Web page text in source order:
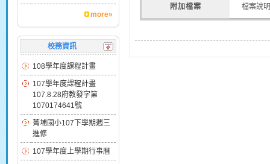
more»
校務資訊
108學年度課程計畫
107學年度課程計畫
107.8.28府教發字第
1070174641號
菁埔國小107下學期週三
進修
107學年度上學期行事曆
附加檔案 檔案說